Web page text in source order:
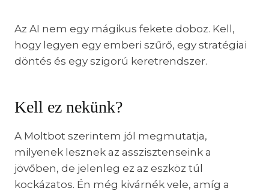
Az AI nem egy mágikus fekete doboz. Kell,
hogy legyen egy emberi szűrő, egy stratégiai
döntés és egy szigorú keretrendszer.
Kell ez nekünk?
A Moltbot szerintem jól megmutatja,
milyenek lesznek az asszisztenseink a
jövőben, de jelenleg ez az eszköz túl
kockázatos. Én még kivárnék vele, amíg a